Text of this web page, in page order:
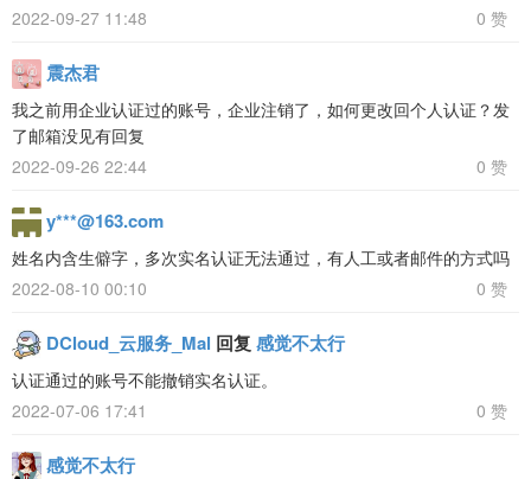
2022-09-27 11:48
0 赞
震杰君
我之前用企业认证过的账号，企业注销了，如何更改回个人认证？发
了邮箱没见有回复
2022-09-26 22:44
0 赞
y***@163.com
姓名内含生僻字，多次实名认证无法通过，有人工或者邮件的方式吗
2022-08-10 00:10
0 赞
DCloud_云服务_Mal 回复 感觉不太行
认证通过的账号不能撤销实名认证。
2022-07-06 17:41
0 赞
感觉不太行